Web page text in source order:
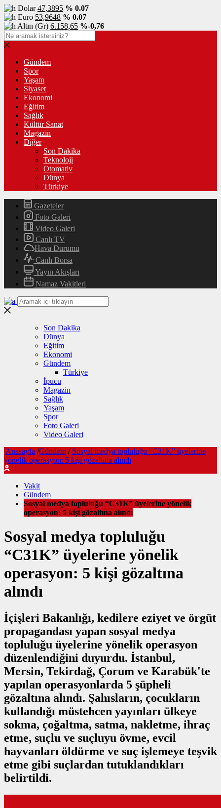
Dolar47,3895 % 0.07
Euro 53,9648 % 0.07
Altın (Gr) 6.158,65 %-0,76
Gündem
Spor
Yaşam
Siyaset
Ekonomi
Eğitim
Sağlık
Kültür Sanat
Magazin
Diğer
Son Dakika
Teknoloji
Otomativ
Dünya
Türkiye
Gazeteler
Foto Galeri
Video Galeri
Canlı TV
Hava Durumu
Canlı Borsa
Yayın Akışları
Namaz Vakitleri
Son Dakika
Dünya
Eğitim
Ekonomi
Gündem
Türkiye
İpucu
Magazin
Sağlık
Yaşam
Spor
Foto Galeri
Video Galeri
Anasayfa /Gündem / Sosyal medya topluluğu “C31K” üyelerine
yönelik operasyon: 5 kişi gözaltına alındı
Vakit
Gündem
Sosyal medya topluluğu “C31K” üyelerine yönelik
operasyon: 5 kişi gözaltına alındı
Sosyal medya topluluğu
“C31K” üyelerine yönelik
operasyon: 5 kişi gözaltına
alındı
İçişleri Bakanlığı, kedilere eziyet ve örgüt
propagandası yapan sosyal medya
topluluğu üyelerine yönelik operasyon
düzenlendiğini duyurdu. İstanbul,
Mersin, Tekirdağ, Çorum ve Karabük'te
yapılan operasyonlarda 5 şüpheli
gözaltına alındı. Şahısların, çocukların
kullandığı müstehcen yayınları ülkeye
sokma, çoğaltma, satma, nakletme, ihraç
etme, suçlu ve suçluyu övme, evcil
hayvanları öldürme ve suç işlemeye teşvik
etme gibi suçlardan tutuklandıkları
belirtildi.